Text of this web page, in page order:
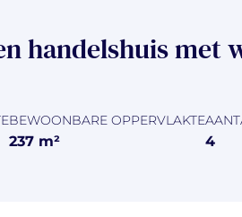
handelshuis met
BEWOONBARE OPPERVLAKTE
237 m² 4